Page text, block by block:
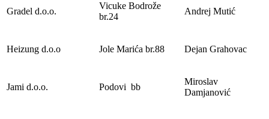
Gradel d.o.o.
Vicuke Bodrože
br.24
Andrej Mutić
Heizung d.o.o Jole Marića br.88 Dejan Grahovac
Jami d.o.o. Podovi bb
Miroslav
Damjanović